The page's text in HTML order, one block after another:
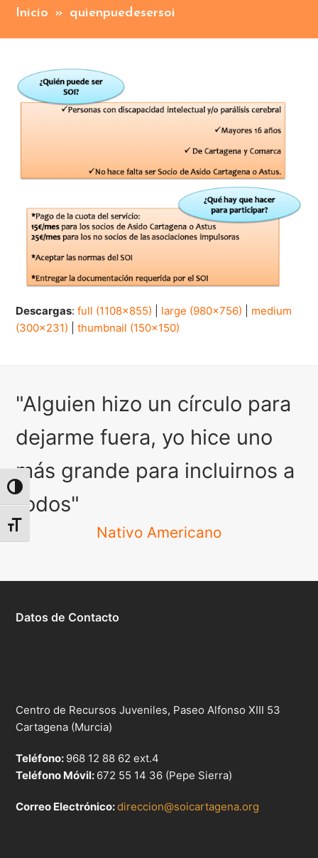
Alternar alto contraste
Alternar tamaño de letra
Inicio » quienpuedesersoi
Descargas:full (1108x855) large (980x756)
medium
(300x231) |thumbnail (150x150)
"Alguien hizo un círculo para
dejarme fuera, yo hice uno
más grande para incluirnos a
todos"
Nativo Americano
Datos de Contacto
Centro de Recursos Juveniles, Paseo Alfonso XIII 53
Cartagena (Murcia)
Teléfono: 968 12 88 62 ext.4
Teléfono Móvil: 672 55 14 36 (Pepe Sierra)
Correo Electrónico:direccion@soicartagena.org